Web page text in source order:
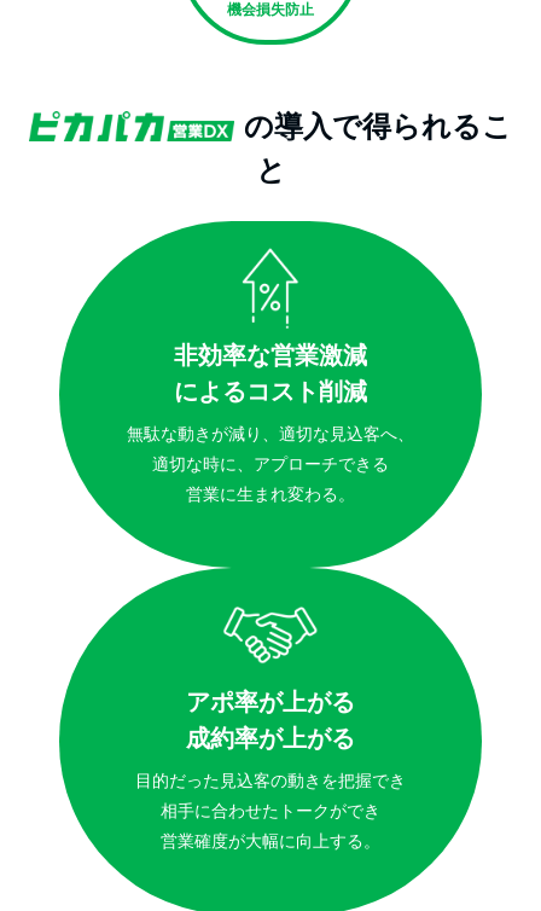
機会損失防止
の導入で得られるこ
と
非効率な営業激減
によるコスト削減
無駄な動きが減り、適切な見込客へ、
適切な時に、アプローチできる
営業に生まれ変わる。
アポ率が上がる
成約率が上がる
目的だった見込客の動きを把握でき
相手に合わせたトークができ
営業確度が大幅に向上する。